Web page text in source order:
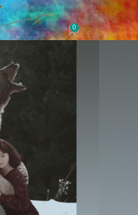
Senin
On 10 Eylül 2021 0